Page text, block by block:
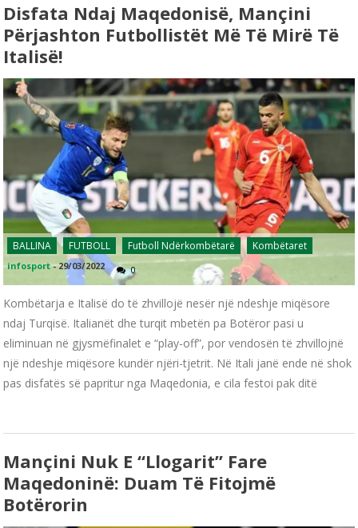
Disfata Ndaj Maqedonisë, Mançini
Përjashton Futbollistët Më Të Mirë Të
Italisë!
BALLINA FUTBOLL Futboll Ndërkombëtarë Kombëtaret
infosport -29/03/2022 0
Kombëtarja e Italisë do të zhvillojë nesër një ndeshje miqësore
ndaj Turqisë. Italianët dhe turqit mbetën pa Botëror pasi u
eliminuan në gjysmëfinalet e “play-off”, por vendosën të zhvillojnë
një ndeshje miqësore kundër njëri-tjetrit. Në Itali janë ende në shok
pas disfatës së papritur nga Maqedonia, e cila festoi pak ditë
Mançini Nuk E “llogarit” Fare
Maqedoninë: Duam Të Fitojmë
Botërorin